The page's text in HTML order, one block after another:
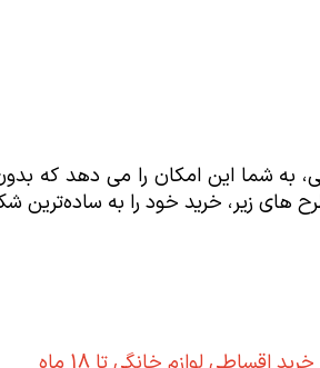
به شما این امکان را می دهد که
های زیر، خرید خود را به